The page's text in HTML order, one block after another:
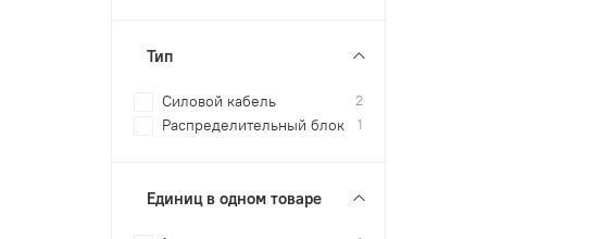
Тип
Силовой кабель 2
Распределительный блок 1
Единиц в одном товаре